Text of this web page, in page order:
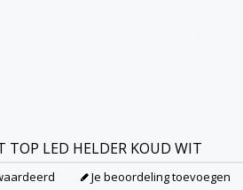
TOP LED HELDER KOUD WIT
Je beoordeling toevoegen